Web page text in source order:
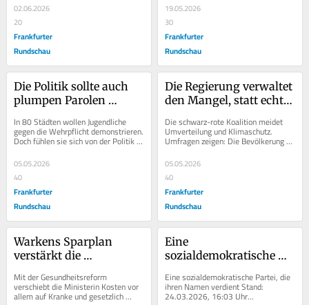
sieht darin eine...
02.06.2026
20
Frankfurter
Rundschau
Initiative Hate Aid,...
19.05.2026
30
Frankfurter
Rundschau
Die Politik sollte auch
plumpen Parolen
In 80 Städten wollen Jugendliche
gegen die Wehrpflicht demonstrieren.
Doch fühlen sie sich von der Politik
05.05.2026
40
Frankfurter
Rundschau
Die Regierung verwaltet
den Mangel, statt echte
Die schwarz-rote Koalition meidet
Umverteilung und Klimaschutz.
Umfragen zeigen: Die Bevölkerung
will mehr.
05.05.2026
40
Frankfurter
Rundschau
Warkens Sparplan
verstärkt die
Mit der Gesundheitsreform
verschiebt die Ministerin Kosten vor
allem auf Kranke und gesetzlich
Eine
sozialdemokratische
verdient
Eine sozialdemokratische Partei, die
ihren Namen verdient Stand:
24.03.2026, 16:03 Uhr...